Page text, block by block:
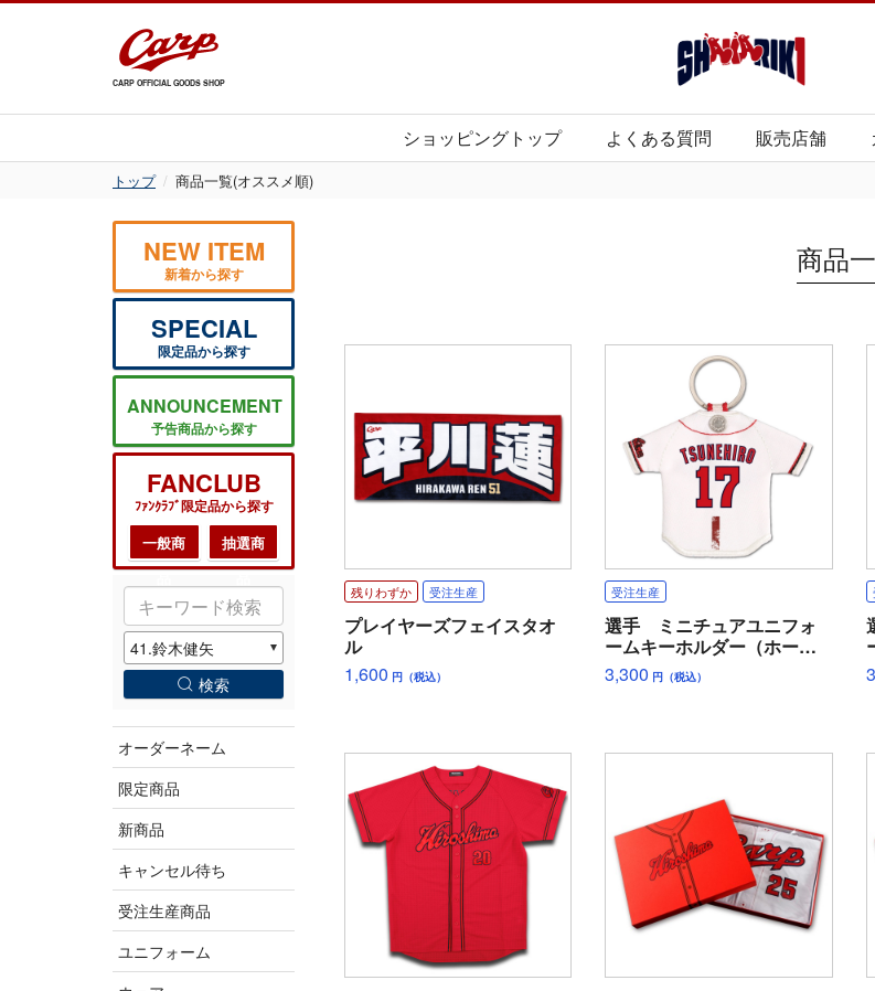
CARP OFFICIAL GOODS SHOP
ショッピングトップ よくある質問 販売店舗
トップ 商品一覧(オススメ順)
NEW ITEM
新着から探す
SPECIAL
限定品から探す
ANNOUNCEMENT
予告商品から探す
FANCLUB
ﾌｧﾝｸﾗﾌﾞ限定品から探す
一般商
抽選商
検索
オーダーネーム
限定商品
新商品
キャンセル待ち
受注生産商品
ユニフォーム
商品
残りわずか 受注生産
プレイヤーズフェイスタオ
ル
1,600 円（税込）
受注生産
選手 ミニチュアユニフォ
ームキーホルダー（ホー
ム）
3,300 円（税込）